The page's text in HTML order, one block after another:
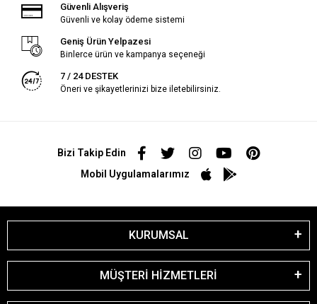
Güvenli Alışveriş
Güvenli ve kolay ödeme sistemi
Geniş Ürün Yelpazesi
Binlerce ürün ve kampanya seçeneği
7 / 24 DESTEK
Öneri ve şikayetlerinizi bize iletebilirsiniz.
Bizi Takip Edin
Mobil Uygulamalarımız
KURUMSAL
MÜŞTERİ HİZMETLERİ